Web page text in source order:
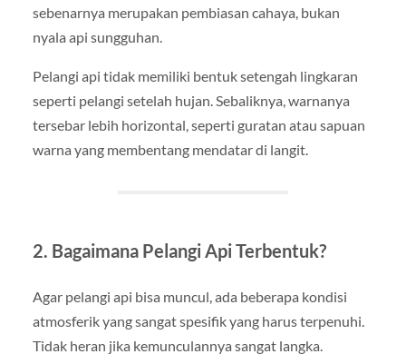
sebenarnya merupakan pembiasan cahaya, bukan
nyala api sungguhan.
Pelangi api tidak memiliki bentuk setengah lingkaran
seperti pelangi setelah hujan. Sebaliknya, warnanya
tersebar lebih horizontal, seperti guratan atau sapuan
warna yang membentang mendatar di langit.
2. Bagaimana Pelangi Api Terbentuk?
Agar pelangi api bisa muncul, ada beberapa kondisi
atmosferik yang sangat spesifik yang harus terpenuhi.
Tidak heran jika kemunculannya sangat langka.